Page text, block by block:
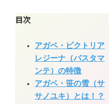
目次
アガベ・ビクトリア
レジーナ（バスタマ
ンテ）の特徴
アガベ・笹の雪（サ
サノユキ）とは！？